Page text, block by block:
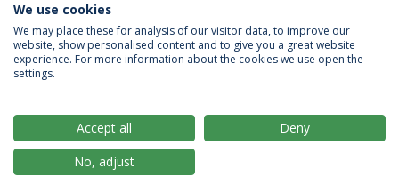
TESES
Política de Privacidade
Termos & Condições
© 2026 Universidade Católica Portuguesa
We use cookies
We may place these for analysis of our visitor data, to improve our
website, show personalised content and to give you a great website
experience. For more information about the cookies we use open the
settings.
Accept all
Deny
No, adjust